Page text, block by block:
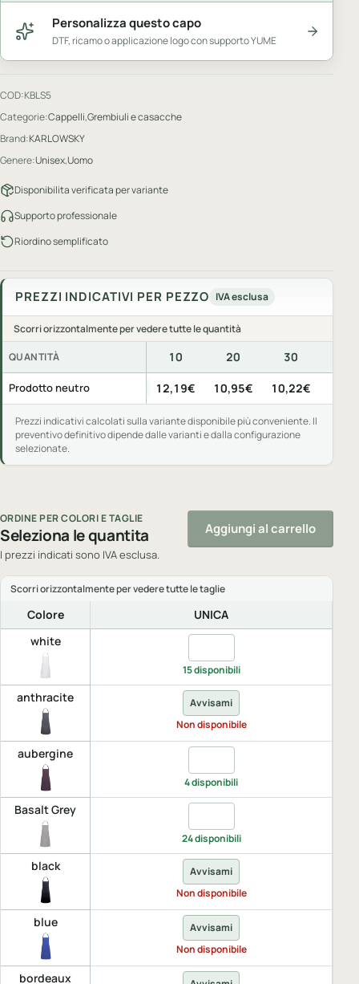
Personalizza questo capo
DTF, ricamo o applicazione logo con supporto YUME
COD:KBLS5
Categorie:Cappelli,Grembiuli e casacche
Brand:KARLOWSKY
Genere:Unisex,Uomo
Disponibilita verificata per variante
Supporto professionale
Riordino semplificato
PREZZI INDICATIVI PER PEZZO IVA esclusa
Scorri orizzontalmente per vedere tutte le quantità
Prezzi indicativi per pezzo, IVA esclusa, per quantità di
QUANTITÀ 10 20 30
Prodotto neutro 12,19€ 10,95€ 10,22€
Prezzi indicativi calcolati sulla variante disponibile più conveniente. Il
preventivo definitivo dipende dalle varianti e dalla configurazione
selezionate.
ORDINE PER COLORI E TAGLIE
Seleziona le quantita
I prezzi indicati sono IVA esclusa.
Aggiungi al carrello
Colore
UNICA
white
15 disponibili
anthracite
Avvisami
Non disponibile
aubergine
4 disponibili
Basalt Grey
24 disponibili
black
Avvisami
Non disponibile
blue
Avvisami
Non disponibile
bordeaux